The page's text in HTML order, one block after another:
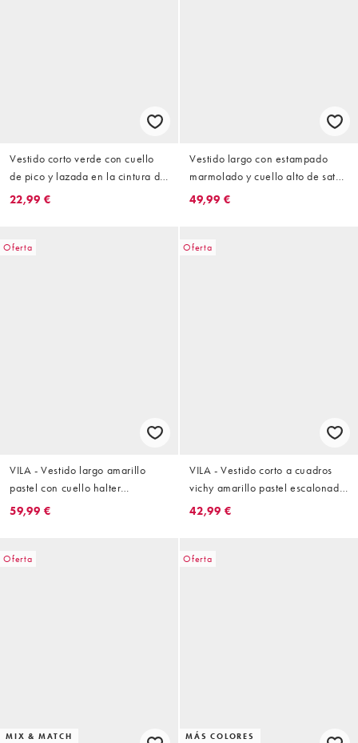
Vestido corto verde con cuello
de pico y lazada en la cintura de
Vila
22,99 €
Vestido largo con estampado
marmolado y cuello alto de satén
de VILA
49,99 €
Oferta
VILA - Vestido largo amarillo
pastel con cuello halter
desbocado estilo cascada de
59,99 €
Oferta
VILA - Vestido corto a cuadros
vichy amarillo pastel escalonado
de tejido texturizado
42,99 €
Oferta
MIX & MATCH
Oferta
MÁS COLORES